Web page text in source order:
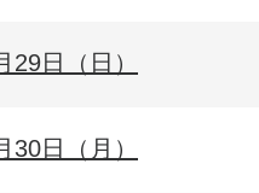
29日（日）
30日（月）